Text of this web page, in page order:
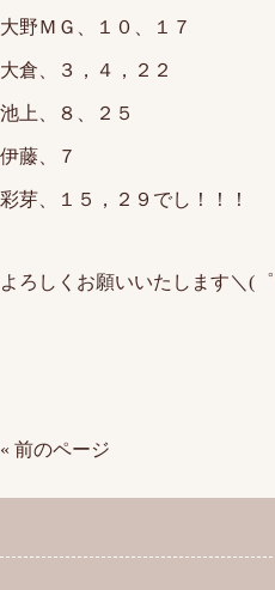
大野ＭＧ、１０、１７
大倉、３，４，２２
池上、８、２５
伊藤、７
彩芽、１５，２９でし！！！
よろしくお願いいたします＼(
« 前のページ